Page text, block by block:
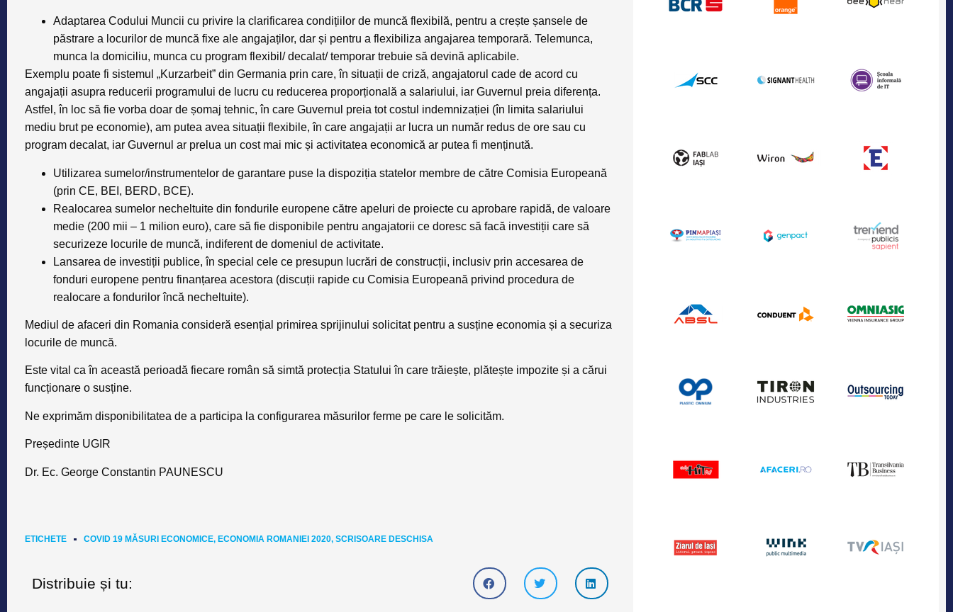
Adaptarea Codului Muncii cu privire la clarificarea condițiilor de muncă flexibilă, pentru a crește șansele de
păstrare a locurilor de muncă fixe ale angajaților, dar și pentru a flexibiliza angajarea temporară. Telemunca,
munca la domiciliu, munca cu program flexibil/ decalat/ temporar trebuie să devină aplicabile.
Exemplu poate fi sistemul „Kurzarbeit” din Germania prin care, în situații de criză, angajatorul cade de acord cu
angajații asupra reducerii programului de lucru cu reducerea proporțională a salariului, iar Guvernul preia diferența.
Astfel, în loc să fie vorba doar de șomaj tehnic, în care Guvernul preia tot costul indemnizației (în limita salariului
mediu brut pe economie), am putea avea situații flexibile, în care angajații ar lucra un număr redus de ore sau cu
program decalat, iar Guvernul ar prelua un cost mai mic și activitatea economică ar putea fi menținută.
Utilizarea sumelor/instrumentelor de garantare puse la dispoziția statelor membre de către Comisia Europeană
(prin CE, BEI, BERD, BCE).
Realocarea sumelor necheltuite din fondurile europene către apeluri de proiecte cu aprobare rapidă, de valoare
medie (200 mii – 1 milion euro), care să fie disponibile pentru angajatorii ce doresc să facă investiții care să
securizeze locurile de muncă, indiferent de domeniul de activitate.
Lansarea de investiții publice, în special cele ce presupun lucrări de construcții, inclusiv prin accesarea de
fonduri europene pentru finanțarea acestora (discuții rapide cu Comisia Europeană privind procedura de
realocare a fondurilor încă necheltuite).
Mediul de afaceri din Romania consideră esențial primirea sprijinului solicitat pentru a susține economia și a securiza
locurile de muncă.
Este vital ca în această perioadă fiecare român să simtă protecția Statului în care trăiește, plătește impozite și a cărui
funcționare o susține.
Ne exprimăm disponibilitatea de a participa la configurarea măsurilor ferme pe care le solicităm.
Președinte UGIR
Dr. Ec. George Constantin PAUNESCU
ETICHETE COVID 19 MĂSURI ECONOMICE, ECONOMIA ROMANIEI 2020, SCRISOARE DESCHISA
Distribuie și tu: